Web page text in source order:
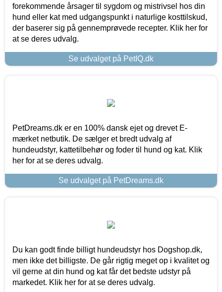
forekommende årsager til sygdom og mistrivsel hos din
hund eller kat med udgangspunkt i naturlige kosttilskud,
der baserer sig på gennemprøvede recepter. Klik her for
at se deres udvalg.
Se udvalget på PetIQ.dk
PetDreams.dk er en 100% dansk ejet og drevet E-
mærket netbutik. De sælger et bredt udvalg af
hundeudstyr, kattetilbehør og foder til hund og kat. Klik
her for at se deres udvalg.
Se udvalget på PetDreams.dk
Du kan godt finde billigt hundeudstyr hos Dogshop.dk,
men ikke det billigste. De går rigtig meget op i kvalitet og
vil gerne at din hund og kat får det bedste udstyr på
markedet. Klik her for at se deres udvalg.